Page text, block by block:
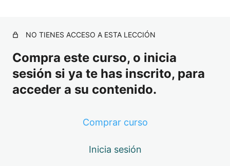
NO TIENES ACCESO A ESTA LECCIÓN
Compra este curso, o inicia
sesión si ya te has inscrito, para
acceder a su contenido.
Comprar curso
Inicia sesión